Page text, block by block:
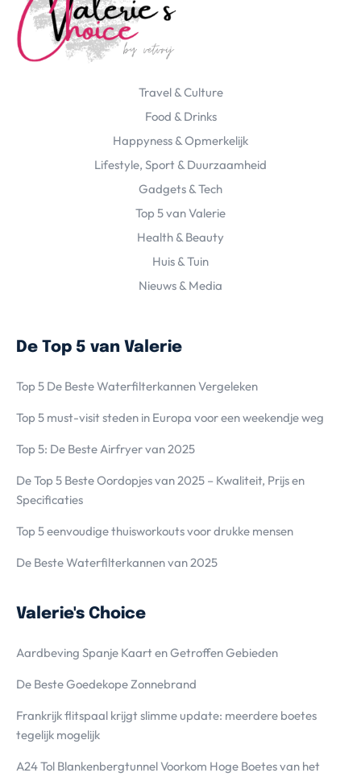
Travel & Culture
Food & Drinks
Happyness & Opmerkelijk
Lifestyle, Sport & Duurzaamheid
Gadgets & Tech
Top 5 van Valerie
Health & Beauty
Huis & Tuin
Nieuws & Media
De Top 5 van Valerie
Top 5 De Beste Waterfilterkannen Vergeleken
Top 5 must-visit steden in Europa voor een weekendje weg
Top 5: De Beste Airfryer van 2025
De Top 5 Beste Oordopjes van 2025 – Kwaliteit, Prijs en
Specificaties
Top 5 eenvoudige thuisworkouts voor drukke mensen
De Beste Waterfilterkannen van 2025
Valerie's Choice
Aardbeving Spanje Kaart en Getroffen Gebieden
De Beste Goedekope Zonnebrand
Frankrijk flitspaal krijgt slimme update: meerdere boetes
tegelijk mogelijk
A24 Tol Blankenbergtunnel Voorkom Hoge Boetes van het